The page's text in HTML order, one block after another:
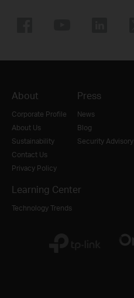
About
Corporate Profile
About Us
Sustainability
Contact Us
Privacy Policy
Press
News
Blog
Security Advisory
Learning Center
Technology Trends